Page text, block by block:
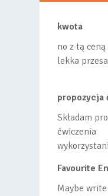
kwota
no z tą ceną
lekka
propozycja
Składam
ćwiczenia
lub
listy, czy tez
Favourite
Maybe